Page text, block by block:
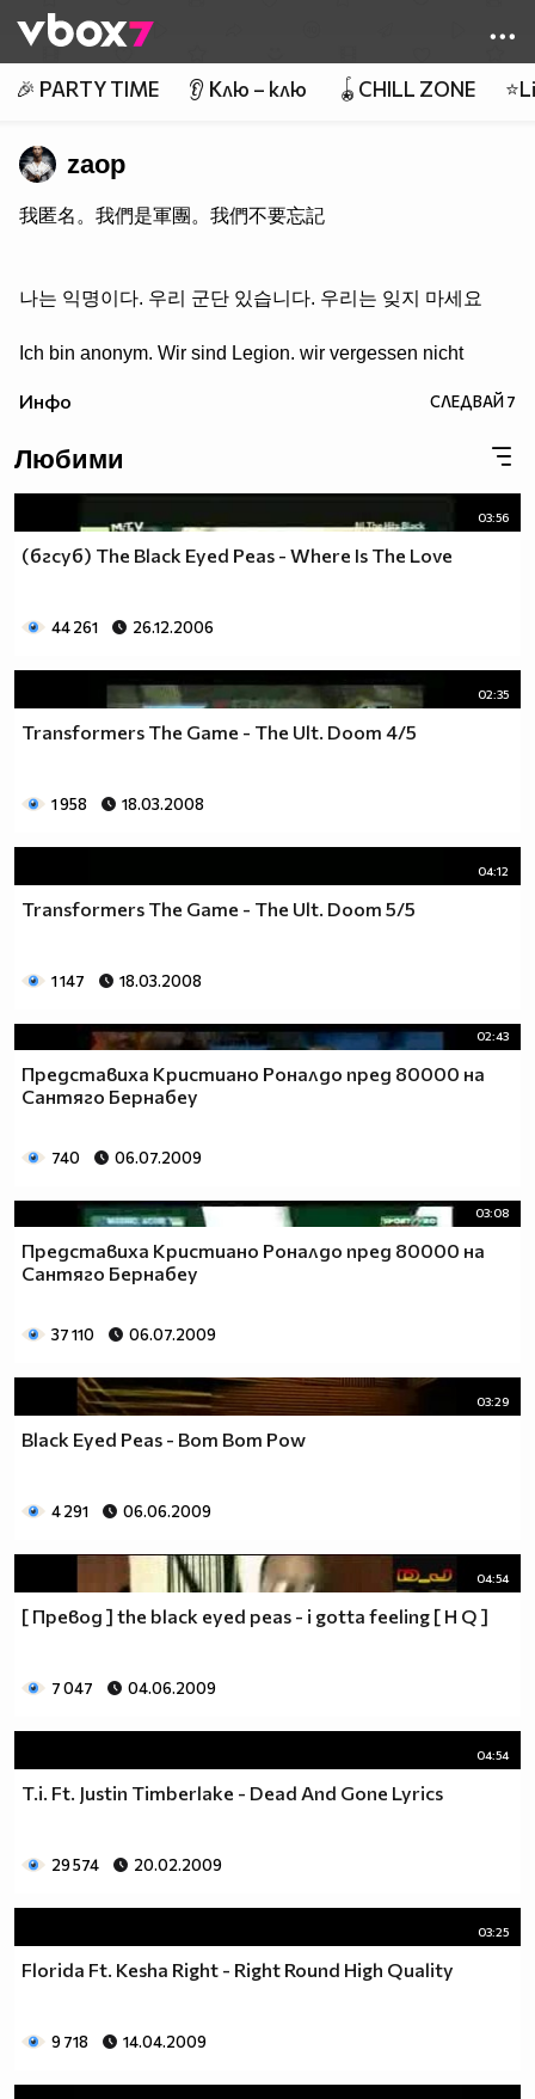
👾
🎉 PARTY TIME 👂 Клю – клю 🪀CHILL ZONE
zaop
我匿名。我們是軍團。我們不要忘記
나는 익명이다. 우리 군단 있습니다. 우리는 잊지 마세요
Ich bin anonym. Wir sind Legion. wir vergessen nicht
Инфо СЛЕДВАЙ7
Любими
03:56
(бгсуб) The Black Eyed Peas - Where Is The Love
44 261 26.12.2006
02:35
Transformers The Game - The Ult. Doom 4/5
1 958 18.03.2008
04:12
Transformers The Game - The Ult. Doom 5/5
1 147 18.03.2008
02:43
Представиха Кристиано Роналдо пред 80000 на
Сантяго Бернабеу
740 06.07.2009
03:08
Представиха Кристиано Роналдо пред 80000 на
Сантяго Бернабеу
37 110 06.07.2009
03:29
Black Eyed Peas - Bom Bom Pow
4 291 06.06.2009
04:54
[ Превод ] the black eyed peas - i gotta feeling [ H Q ]
7 047 04.06.2009
04:54
T.i. Ft. Justin Timberlake - Dead And Gone Lyrics
29 574 20.02.2009
03:25
Florida Ft. Kesha Right - Right Round High Quality
9 718 14.04.2009